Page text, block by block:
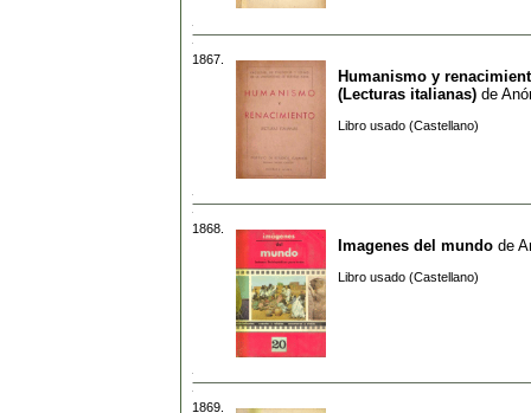
1867.
Humanismo y
(Lecturas italianas) de
Libro usado (Castellano)
1868.
Imagenes del mundo de
Libro usado (Castellano)
1869.